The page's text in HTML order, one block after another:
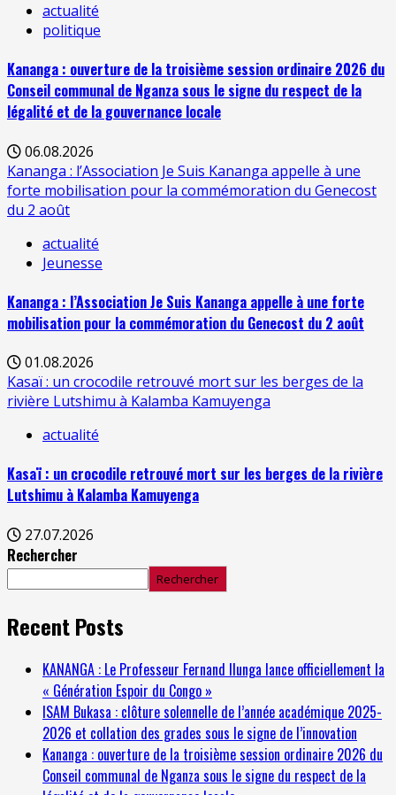
actualité
politique
Kananga : ouverture de la troisième session ordinaire 2026 du
Conseil communal de Nganza sous le signe du respect de la
légalité et de la gouvernance locale
06.08.2026
Kananga : l’Association Je Suis Kananga appelle à une
forte mobilisation pour la commémoration du Genecost
du 2 août
actualité
Jeunesse
Kananga : l’Association Je Suis Kananga appelle à une forte
mobilisation pour la commémoration du Genecost du 2 août
01.08.2026
Kasaï : un crocodile retrouvé mort sur les berges de la
rivière Lutshimu à Kalamba Kamuyenga
actualité
Kasaï : un crocodile retrouvé mort sur les berges de la rivière
Lutshimu à Kalamba Kamuyenga
27.07.2026
Rechercher
Rechercher
Recent Posts
KANANGA : Le Professeur Fernand Ilunga lance officiellement la
« Génération Espoir du Congo »
ISAM Bukasa : clôture solennelle de l’année académique 2025-
2026 et collation des grades sous le signe de l’innovation
Kananga : ouverture de la troisième session ordinaire 2026 du
Conseil communal de Nganza sous le signe du respect de la